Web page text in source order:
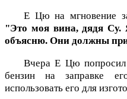
Е Цю на мгновение
"Это моя вина, дядя
объясню. Они должны
Вчера Е Цю
бензин на заправке
использовать его для